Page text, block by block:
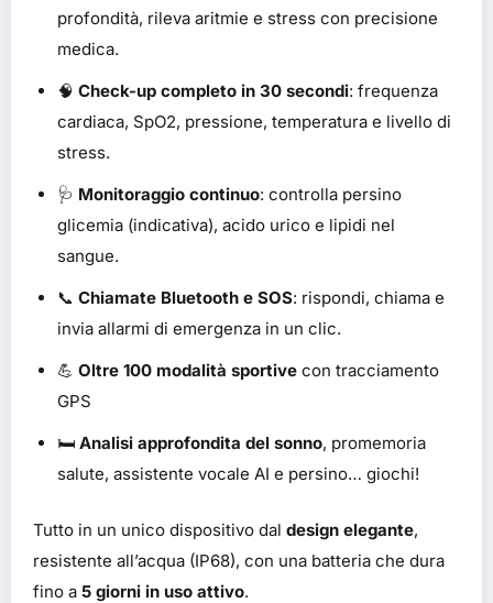
profondità, rileva aritmie e stress con precisione
medica.
🧠 Check-up completo in 30 secondi: frequenza
cardiaca, SpO2, pressione, temperatura e livello di
stress.
🩺 Monitoraggio continuo: controlla persino
glicemia (indicativa), acido urico e lipidi nel
sangue.
📞 Chiamate Bluetooth e SOS: rispondi, chiama e
invia allarmi di emergenza in un clic.
💪 Oltre 100 modalità sportive con tracciamento
GPS
🛏️ Analisi approfondita del sonno, promemoria
salute, assistente vocale AI e persino… giochi!
Tutto in un unico dispositivo dal design elegante,
resistente all’acqua (IP68), con una batteria che dura
fino a 5 giorni in uso attivo.